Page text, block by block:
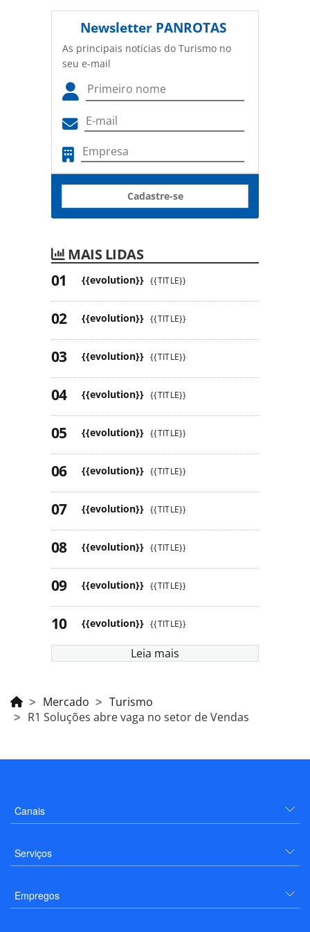
Newsletter PANROTAS
As principais notícias do Turismo no
seu e-mail
Cadastre-se
MAIS LIDAS
{{evolution}} {{TITLE}}
{{evolution}} {{TITLE}}
{{evolution}} {{TITLE}}
{{evolution}} {{TITLE}}
{{evolution}} {{TITLE}}
{{evolution}} {{TITLE}}
{{evolution}} {{TITLE}}
{{evolution}} {{TITLE}}
{{evolution}} {{TITLE}}
{{evolution}} {{TITLE}}
Leia mais
Mercado
Turismo
R1 Soluções abre vaga no setor de Vendas
Canais
Serviços
Empregos